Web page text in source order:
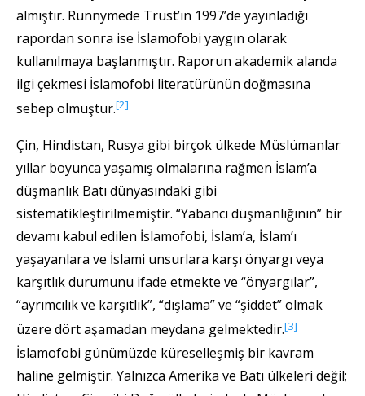
almıştır. Runnymede Trust’ın 1997’de yayınladığı
rapordan sonra ise İslamofobi yaygın olarak
kullanılmaya başlanmıştır. Raporun akademik alanda
ilgi çekmesi İslamofobi literatürünün doğmasına
sebep olmuştur.[2]
Çin, Hindistan, Rusya gibi birçok ülkede Müslümanlar
yıllar boyunca yaşamış olmalarına rağmen İslam’a
düşmanlık Batı dünyasındaki gibi
sistematikleştirilmemiştir. “Yabancı düşmanlığının” bir
devamı kabul edilen İslamofobi, İslam’a, İslam’ı
yaşayanlara ve İslami unsurlara karşı önyargı veya
karşıtlık durumunu ifade etmekte ve “önyargılar”,
“ayrımcılık ve karşıtlık”, “dışlama” ve “şiddet” olmak
üzere dört aşamadan meydana gelmektedir.[3]
İslamofobi günümüzde küreselleşmiş bir kavram
haline gelmiştir. Yalnızca Amerika ve Batı ülkeleri değil;